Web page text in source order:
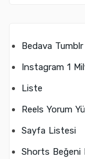
Bedava
Instagram 1
Liste
Reels Yorum
Sayfa Listesi
Shorts Beğeni